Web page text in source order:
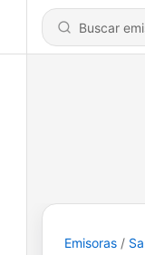
Emisoras